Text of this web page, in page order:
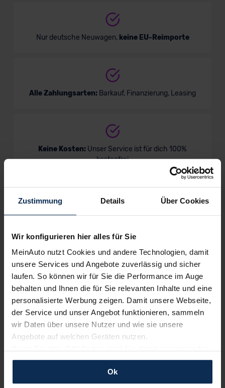
Zustimmung Details Über Cookies
Wir konfigurieren hier alles für Sie
MeinAuto nutzt Cookies und andere Technologien, damit
unsere Services und Angebote zuverlässig und sicher
laufen. So können wir für Sie die Performance im Auge
behalten und Ihnen die für Sie relevanten Inhalte und eine
personalisierte Werbung zeigen. Damit unsere Webseite,
der Service und unser Angebot funktionieren, sammeln
wir Daten über unsere Nutzer und wie sie unsere
Angebote auf welchen Geräten nutzen.
und erlauben uns Cookies für unseren Service zu
verwenden und diese Daten an Dritte weiterzugeben,
etwa an unsere Marketingpartner. Falls Sie dem nicht
Ok
Nur deutsche Neuwagen, keine EU-Reimporte
Alle Zahlungsarten: Barkauf, Finanzierung, Leasing
Keine Kosten: Unser Service ist für dich 100%
kostenfrei
Neuwagenmarkt in Deutschland. Unsere Kunden haben
dadurch ihr Wunschauto zum Top-Rabatt erhalten und
bewerten unsere Arbeit positiv.
Sehen Sie sich unsere Bewertungen an: